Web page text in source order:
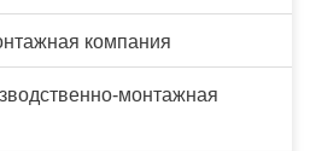
компания
монтажная